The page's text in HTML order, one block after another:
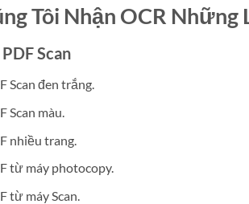
Tôi Nhận OCR Những
Scan
Scan đen trắng.
Scan màu.
nhiều trang.
từ máy photocopy.
từ máy Scan.